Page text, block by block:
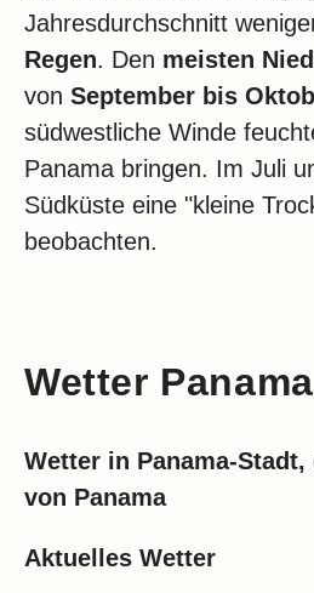
Jahresdurchschnitt
Regen. Den meisten
von September bis
südwestliche Winde
Panama bringen. Im Juli
Südküste eine "kleine
beobachten.
Wetter Panama
Wetter in Panama-
von Panama
Aktuelles Wetter